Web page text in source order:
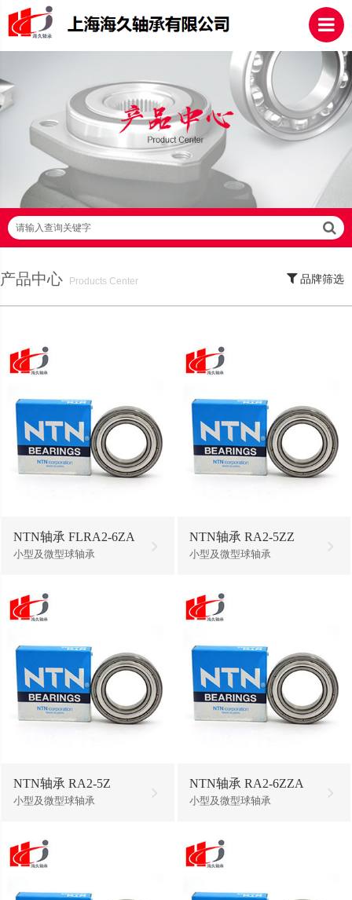
请输入查询关键字
产品中心
Products Center
品牌筛选
NTN轴承 FLRA2-6ZA
小型及微型球轴承
NTN轴承 RA2-5ZZ
小型及微型球轴承
NTN轴承 RA2-5Z
小型及微型球轴承
NTN轴承 RA2-6ZZA
小型及微型球轴承